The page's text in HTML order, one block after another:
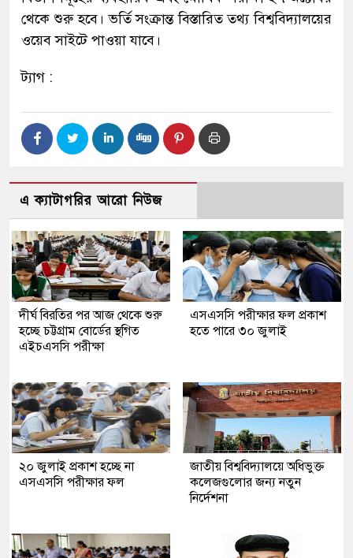
থেকে শুরু হবে। ভর্তি সংক্রান্ত বিস্তারিত তথ্য বিশ্ববিদ্যালয়ের
ওয়েব সাইটে পাওয়া যাবে।
ট্যাগ :
এ ক্যাটাগরির আরো নিউজ
দীর্ঘ বিরতির পর আজ থেকে শুরু
হচ্ছে চট্টগ্রাম বোর্ডের স্থগিত
এইচএসসি পরীক্ষা
এসএসসি পরীক্ষার ফল প্রকাশ
হতে পারে ৩০ জুলাই
২০ জুলাই প্রকাশ হচ্ছে না
এসএসসি পরীক্ষার ফল
জাতীয় বিশ্ববিদ্যালয়ে অধিভুক্ত
কলেজগুলোর জন্য নতুন
নির্দেশনা